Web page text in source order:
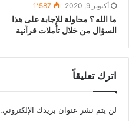
أكتوبر 9, 2020 1٬587
ما الله ؟ محاولة للإجابة على هذا
السؤال من خلال تأملات قرآنية
اترك تعليقاً
لن يتم نشر عنوان بريدك الإلكتروني.